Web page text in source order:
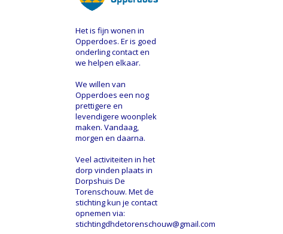
Het is fijn wonen in
Opperdoes. Er is goed
onderling contact en
we helpen elkaar.
We willen van
Opperdoes een nog
prettigere en
levendigere woonplek
maken. Vandaag,
morgen en daarna.
Veel activiteiten in het
dorp vinden plaats in
Dorpshuis De
Torenschouw. Met de
stichting kun je contact
opnemen via:
stichtingdhdetorenschouw@gmail.com